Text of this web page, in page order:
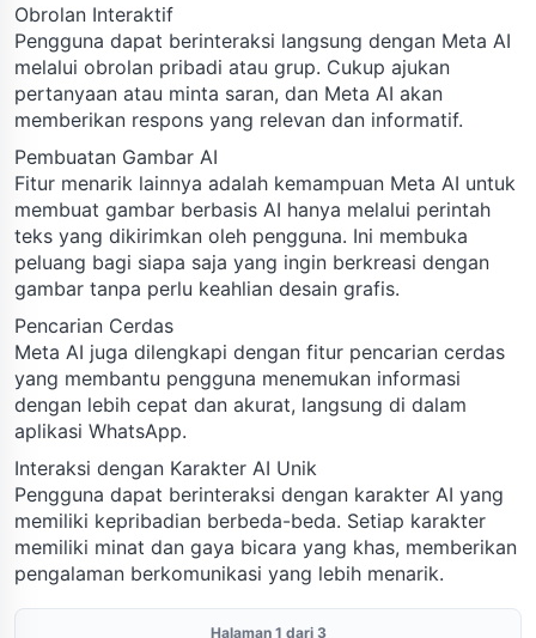
Obrolan Interaktif
Pengguna dapat berinteraksi langsung dengan Meta AI
melalui obrolan pribadi atau grup. Cukup ajukan
pertanyaan atau minta saran, dan Meta AI akan
memberikan respons yang relevan dan informatif.
Pembuatan Gambar AI
Fitur menarik lainnya adalah kemampuan Meta AI untuk
membuat gambar berbasis AI hanya melalui perintah
teks yang dikirimkan oleh pengguna. Ini membuka
peluang bagi siapa saja yang ingin berkreasi dengan
gambar tanpa perlu keahlian desain grafis.
Pencarian Cerdas
Meta AI juga dilengkapi dengan fitur pencarian cerdas
yang membantu pengguna menemukan informasi
dengan lebih cepat dan akurat, langsung di dalam
aplikasi WhatsApp.
Interaksi dengan Karakter AI Unik
Pengguna dapat berinteraksi dengan karakter AI yang
memiliki kepribadian berbeda-beda. Setiap karakter
memiliki minat dan gaya bicara yang khas, memberikan
pengalaman berkomunikasi yang lebih menarik.
Halaman 1 dari 3